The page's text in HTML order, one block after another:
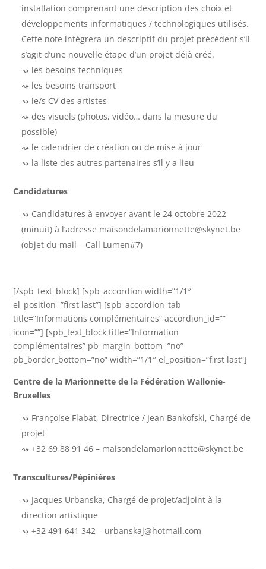
installation comprenant une description des choix et
développements informatiques / technologiques utilisés.
Cette note intégrera un descriptif du projet précédent s’il
s’agit d’une nouvelle étape d’un projet déjà créé.
les besoins techniques
les besoins transport
le/s CV des artistes
des visuels (photos, vidéo… dans la mesure du
possible)
le calendrier de création ou de mise à jour
la liste des autres partenaires s’il y a lieu
Candidatures
Candidatures à envoyer avant le 24 octobre 2022
(minuit) à l’adresse maisondelamarionnette@skynet.be
(objet du mail – Call Lumen#7)
[/spb_text_block] [spb_accordion width=”1/1″
el_position=”first last”] [spb_accordion_tab
title=”Informations complémentaires” accordion_id=””
icon=””] [spb_text_block title=”Information
complémentaires” pb_margin_bottom=”no”
pb_border_bottom=”no” width=”1/1″ el_position=”first last”]
Centre de la Marionnette de la Fédération Wallonie-
Bruxelles
Françoise Flabat, Directrice / Jean Bankofski, Chargé de
projet
+32 69 88 91 46 – maisondelamarionnette@skynet.be
Transcultures/Pépinières
Jacques Urbanska, Chargé de projet/adjoint à la
direction artistique
+32 491 641 342 – urbanskaj@hotmail.com